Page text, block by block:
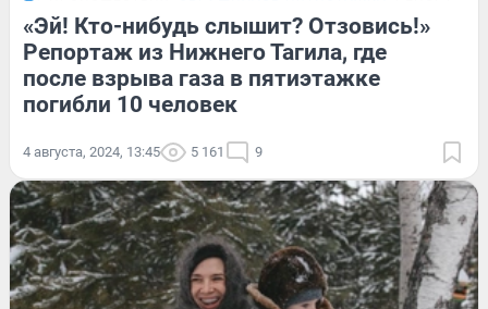
«Эй! Кто-нибудь слышит? Отзовись!»
Репортаж из Нижнего Тагила, где
после взрыва газа в пятиэтажке
погибли 10 человек
4 августа, 2024, 13:45 5 161 9